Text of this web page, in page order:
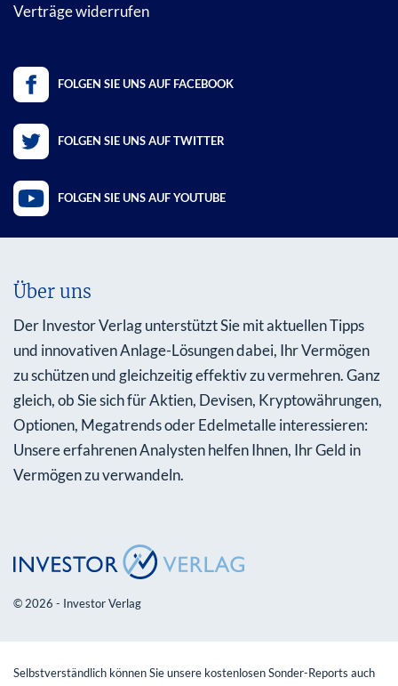
Verträge widerrufen
FOLGEN SIE UNS AUF FACEBOOK
FOLGEN SIE UNS AUF TWITTER
FOLGEN SIE UNS AUF YOUTUBE
Über uns
Der Investor Verlag unterstützt Sie mit aktuellen Tipps
und innovativen Anlage-Lösungen dabei, Ihr Vermögen
zu schützen und gleichzeitig effektiv zu vermehren. Ganz
gleich, ob Sie sich für Aktien, Devisen, Kryptowährungen,
Optionen, Megatrends oder Edelmetalle interessieren:
Unsere erfahrenen Analysten helfen Ihnen, Ihr Geld in
Vermögen zu verwandeln.
© 2026 - Investor Verlag
Selbstverständlich können Sie unsere kostenlosen Sonder-Reports auch